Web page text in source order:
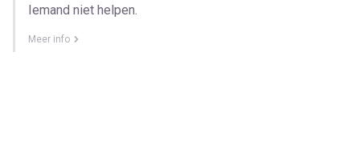
Iemand niet helpen.
Meer info